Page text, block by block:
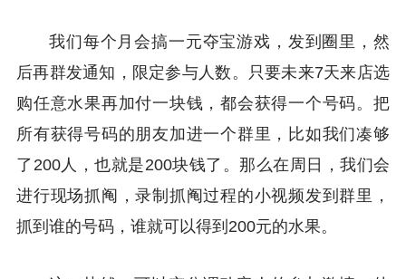
我们每个月会搞一元夺宝游戏，发到圈里，然
后再群发通知，限定参与人数。只要未来7天来店选
购任意水果再加付一块钱，都会获得一个号码。把
所有获得号码的朋友加进一个群里，比如我们凑够
了200人，也就是200块钱了。那么在周日，我们会
进行现场抓阄，录制抓阄过程的小视频发到群里，
抓到谁的号码，谁就可以得到200元的水果。